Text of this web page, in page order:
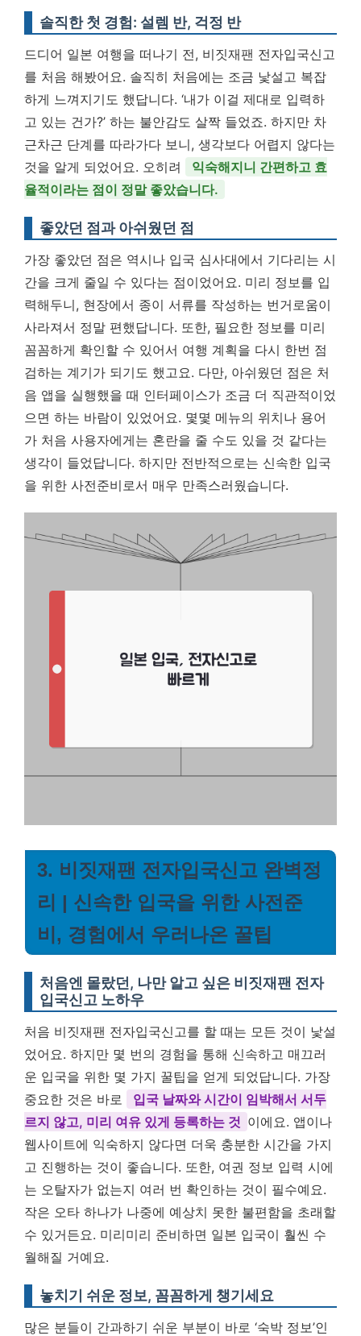
솔직한 첫 경험: 설렘 반, 걱정 반
드디어 일본 여행을 떠나기 전, 비짓재팬 전자입국신고
를 처음 해봤어요. 솔직히 처음에는 조금 낯설고 복잡
하게 느껴지기도 했답니다. ‘내가 이걸 제대로 입력하
고 있는 건가?’ 하는 불안감도 살짝 들었죠. 하지만 차
근차근 단계를 따라가다 보니, 생각보다 어렵지 않다는
것을 알게 되었어요. 오히려
익숙해지니 간편하고 효
율적이라는 점이 정말 좋았습니다.
좋았던 점과 아쉬웠던 점
가장 좋았던 점은 역시나 입국 심사대에서 기다리는 시
간을 크게 줄일 수 있다는 점이었어요. 미리 정보를 입
력해두니, 현장에서 종이 서류를 작성하는 번거로움이
사라져서 정말 편했답니다. 또한, 필요한 정보를 미리
꼼꼼하게 확인할 수 있어서 여행 계획을 다시 한번 점
검하는 계기가 되기도 했고요. 다만, 아쉬웠던 점은 처
음 앱을 실행했을 때 인터페이스가 조금 더 직관적이었
으면 하는 바람이 있었어요. 몇몇 메뉴의 위치나 용어
가 처음 사용자에게는 혼란을 줄 수도 있을 것 같다는
생각이 들었답니다. 하지만 전반적으로는 신속한 입국
을 위한 사전준비로서 매우 만족스러웠습니다.
3. 비짓재팬 전자입국신고 완벽정
리 | 신속한 입국을 위한 사전준
비, 경험에서 우러나온 꿀팁
처음엔 몰랐던, 나만 알고 싶은 비짓재팬 전자
입국신고 노하우
처음 비짓재팬 전자입국신고를 할 때는 모든 것이 낯설
었어요. 하지만 몇 번의 경험을 통해 신속하고 매끄러
운 입국을 위한 몇 가지 꿀팁을 얻게 되었답니다. 가장
중요한 것은 바로
입국 날짜와 시간이 임박해서 서두
르지 않고, 미리 여유 있게 등록하는 것 이에요. 앱이나
웹사이트에 익숙하지 않다면 더욱 충분한 시간을 가지
고 진행하는 것이 좋습니다. 또한, 여권 정보 입력 시에
는 오탈자가 없는지 여러 번 확인하는 것이 필수예요.
작은 오타 하나가 나중에 예상치 못한 불편함을 초래할
수 있거든요. 미리미리 준비하면 일본 입국이 훨씬 수
월해질 거예요.
놓치기 쉬운 정보, 꼼꼼하게 챙기세요
많은 분들이 간과하기 쉬운 부분이 바로 ‘숙박 정보’인